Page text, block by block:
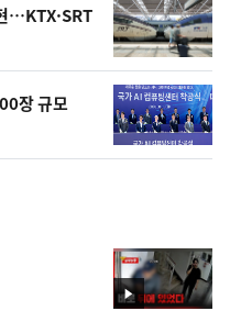
…KTX·SRT
장 규모
영